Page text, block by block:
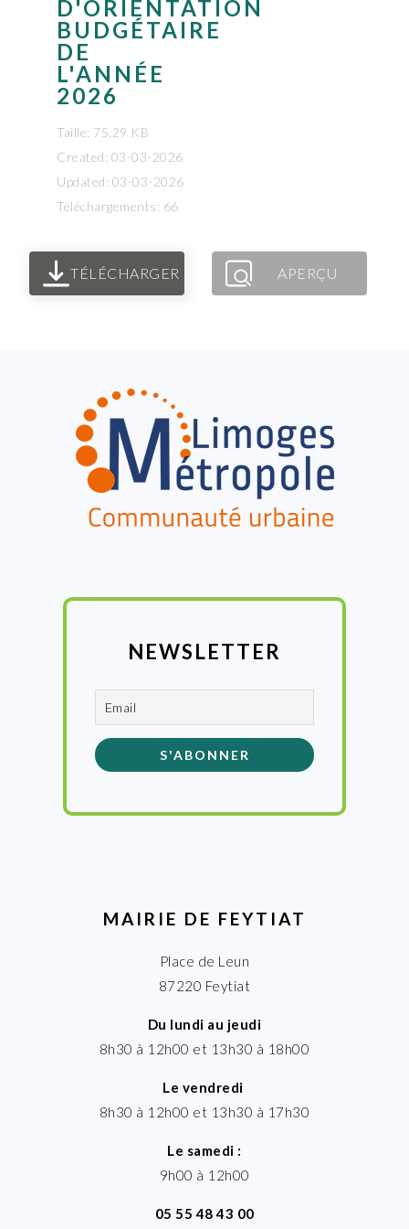
D'ORIENTATION
BUDGÉTAIRE
DE
L'ANNÉE
2026
Taille: 75.29 KB
Created: 03-03-2026
Updated: 03-03-2026
Téléchargements: 66
TÉLÉCHARGER APERÇU
NEWSLETTER
MAIRIE DE FEYTIAT
Place de Leun
87220 Feytiat
Du lundi au jeudi
8h30 à 12h00 et 13h30 à 18h00
Le vendredi
8h30 à 12h00 et 13h30 à 17h30
Le samedi :
9h00 à 12h00
05 55 48 43 00